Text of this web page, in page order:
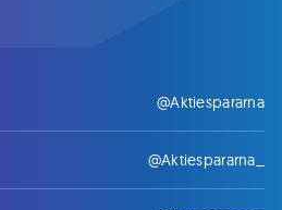
@Aktiespararna
@Aktiespararna_